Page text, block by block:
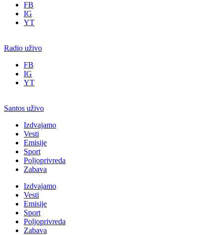
FB
IG
YT
Radio uživo
FB
IG
YT
Santos uživo
Izdvajamo
Vesti
Emisije
Sport
Poljoprivreda
Zabava
Izdvajamo
Vesti
Emisije
Sport
Poljoprivreda
Zabava